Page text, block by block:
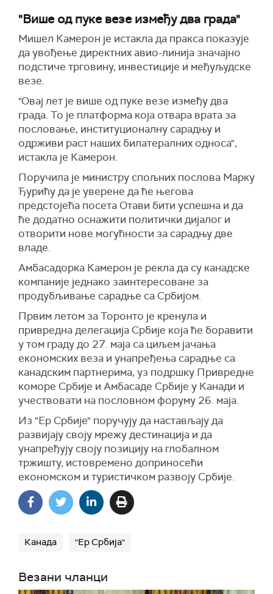
"Више од пуке везе између два града"
Мишел Камерон је истакла да пракса показује
да увођење директних авио-линија значајно
подстиче трговину, инвестиције и међуљудске
везе.
"Овај лет је више од пуке везе између два
града. То је платформа која отвара врата за
пословање, институционалну сарадњу и
одрживи раст наших билатералних односа",
истакла је Камерон.
Поручила је министру спољних послова Марку
Ђурићу да је уверене да ће његова
предстојећа посета Отави бити успешна и да
ће додатно оснажити политички дијалог и
отворити нове могућности за сарадњу две
владе.
Амбасадорка Камерон је рекла да су канадске
компаније једнако заинтересоване за
продубљивање сарадње са Србијом.
Првим летом за Торонто је кренула и
привредна делегација Србије која ће боравити
у том граду до 27. маја са циљем јачања
економских веза и унапређења сарадње са
канадским партнерима, уз подршку Привредне
коморе Србије и Амбасаде Србије у Канади и
учествовати на пословном форуму 26. маја.
Из "Ер Србије" поручују да настављају да
развијају своју мрежу дестинација и да
унапређују своју позицију на глобалном
тржишту, истовремено доприносећи
економском и туристичком развоју Србије.
Канада "Ер Србија"
Везани чланци